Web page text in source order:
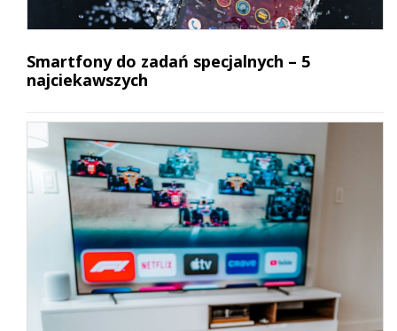
Smartfony do zadań specjalnych – 5
najciekawszych